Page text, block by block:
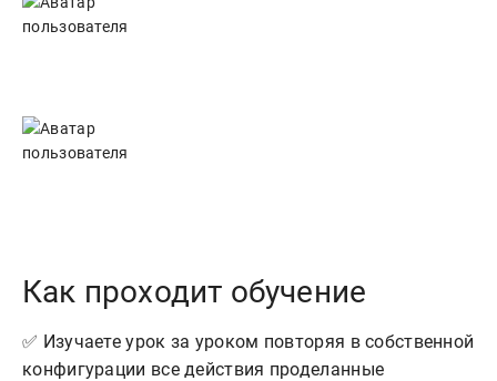
Как проходит обучение
✅ Изучаете урок за уроком повторяя в собственной
конфигурации все действия проделанные